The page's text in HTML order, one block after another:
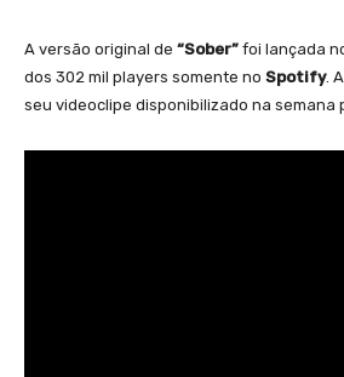
A versão original de “Sober” foi lançada
dos 302 mil players somente no Spotify.
seu videoclipe disponibilizado na semana